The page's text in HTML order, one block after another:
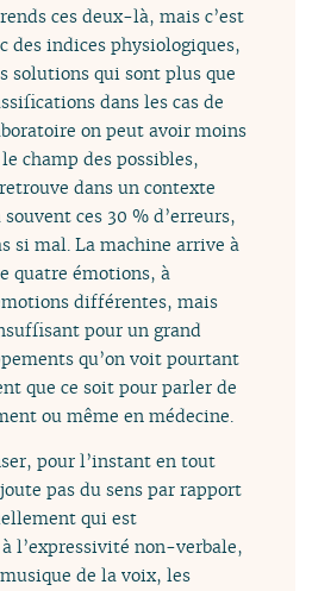
ces deux-là, mais c’est
des indices physiologiques,
solutions qui sont plus que
dans les cas de
on peut avoir moins
champ des possibles,
dans un contexte
ces 30 % d’erreurs,
si mal. La machine arrive à
quatre émotions, à
différentes, mais
pour un grand
qu’on voit pourtant
que ce soit pour parler de
ou même en médecine.
pour l’instant en tout
pas du sens par rapport
qui est
l’expressivité non-verbale,
de la voix, les